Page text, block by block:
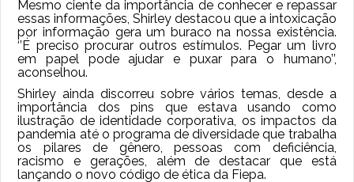
Mesmo ciente da importância de conhecer e repassar
essas informações, Shirley destacou que a intoxicação
por informação gera um buraco na nossa existência.
‘’É preciso procurar outros estímulos. Pegar um livro
em papel pode ajudar e puxar para o humano’’,
aconselhou.
Shirley ainda discorreu sobre vários temas, desde a
importância dos pins que estava usando como
ilustração de identidade corporativa, os impactos da
pandemia até o programa de diversidade que trabalha
os pilares de gênero, pessoas com deficiência,
racismo e gerações, além de destacar que está
lançando o novo código de ética da Fiepa.